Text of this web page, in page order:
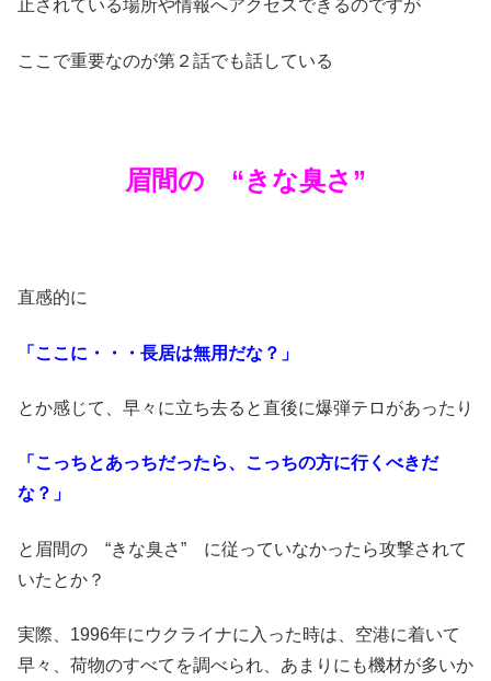
止されている場所や情報へアクセスできるのですが
ここで重要なのが第２話でも話している
眉間の “きな臭さ”
直感的に
「ここに・・・長居は無用だな？」
とか感じて、早々に立ち去ると直後に爆弾テロがあったり
「こっちとあっちだったら、こっちの方に行くべきだ
な？」
と眉間の “きな臭さ” に従っていなかったら攻撃されて
いたとか？
実際、1996年にウクライナに入った時は、空港に着いて
早々、荷物のすべてを調べられ、あまりにも機材が多いか